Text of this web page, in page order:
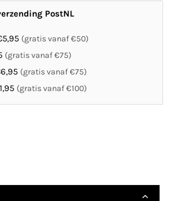
PostNL
(gratis vanaf €50)
(gratis vanaf €75)
(gratis vanaf €75)
(gratis vanaf €100)